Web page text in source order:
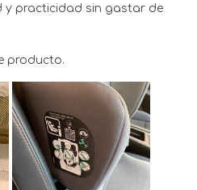
y practicidad sin gastar de
producto.